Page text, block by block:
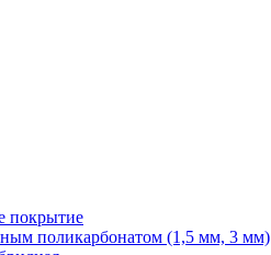
покрытие
поликарбонатом (1,5 мм, 3 мм)